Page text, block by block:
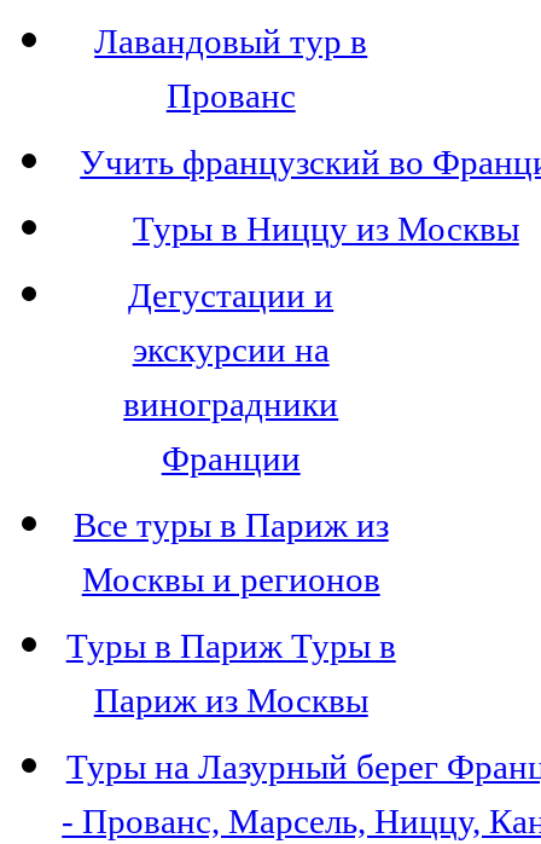
Лавандовый тур в
Прованс
Учить французский во
Туры в Ниццу из Москвы
Дегустации и
экскурсии на
виноградники
Франции
Все туры в Париж из
Москвы и регионов
Туры в Париж Туры в
Париж из Москвы
Туры на Лазурный берег
- Прованс, Марсель, Ниццу,